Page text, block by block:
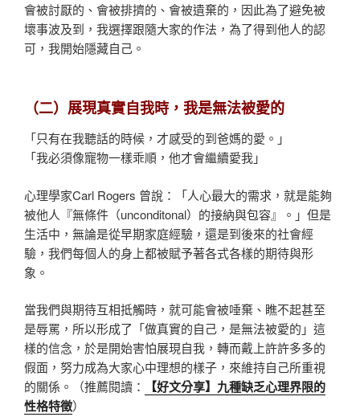
會被討厭的、會被排擠的、會被遺棄的，因此為了避免被
壞事波及到，我選擇跟隨大家的作法，為了得到他人的認
可，我開始隱藏自己。
（二）展現真實自我時，我是無法被愛的
「只有在我聽話的時候，才感受的到爸媽的愛。」
「我必須像寵物一樣乖順，他才會繼續愛我」
心理學家Carl Rogers 曾說：「人心最大的需求，就是能夠
被他人『無條件（unconditonal）的接納與包容』。」但是
生活中，無論是從早期家庭經驗，還是到後來的社會經
驗，我們每個人的身上都被賦予著各式各樣的期待與形
象。
當我們與期待互相抵觸時，就可能會被唾棄、瞧不起甚至
是辱罵，所以形成了「做真實的自己，是無法被愛的」這
樣的信念，於是開始害怕展現自我，轉而戴上許許多多的
假面，努力成為大家心中理想的樣子，來維持自己所重視
的關係。（推薦閱讀：
【好文分享】九種缺乏心理界限的
性格特徵）